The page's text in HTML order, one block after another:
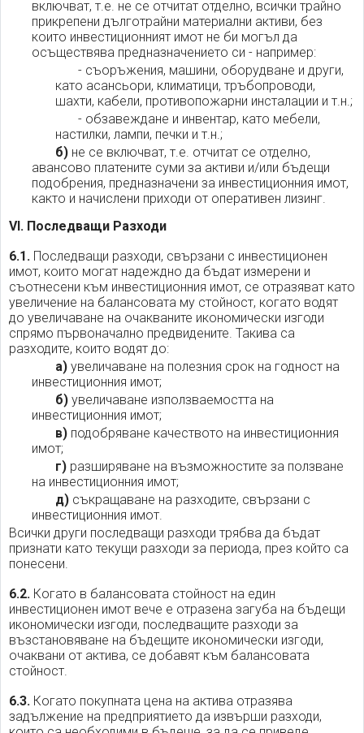
включват, т.е. не се отчитат отделно, всички трайно
прикрепени дълготрайни материални активи, без
които инвестиционният имот не би могъл да
осъществява предназначението си - например:
- съоръжения, машини, оборудване и други,
като асансьори, климатици, тръбопроводи,
шахти, кабели, противопожарни инсталации и т.н.;
- обзавеждане и инвентар, като мебели,
настилки, лампи, печки и т.н.;
б)не се включват, т.е. отчитат се отделно,
авансово платените суми за активи и/или бъдещи
подобрения, предназначени за инвестиционния имот,
както и начислени приходи от оперативен лизинг.
VI. Последващи Разходи
6.1. Последващи разходи, свързани с инвестиционен
имот, които могат надеждно да бъдат измерени и
съотнесени към инвестиционния имот, се отразяват като
увеличение на балансовата му стойност, когато водят
до увеличаване на очакваните икономически изгоди
спрямо първоначално предвидените. Такива са
разходите, които водят до:
а)увеличаване на полезния срок на годност на
инвестиционния имот;
б)увеличаване използваемостта на
инвестиционния имот;
в)подобряване качеството на инвестиционния
имот;
г)разширяване на възможностите за ползване
на инвестиционния имот;
д)съкращаване на разходите, свързани с
инвестиционния имот.
Всички други последващи разходи трябва да бъдат
признати като текущи разходи за периода, през който са
понесени.
6.2. Когато в балансовата стойност на един
инвестиционен имот вече е отразена загуба на бъдещи
икономически изгоди, последващите разходи за
възстановяване на бъдещите икономически изгоди,
очаквани от актива, се добавят към балансовата
стойност.
6.3. Когато покупната цена на актива отразява
задължение на предприятието да извърши разходи,